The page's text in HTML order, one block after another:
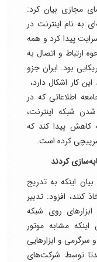
مجازی بیان کرد:
به نام اینترنت در
پیدا کرد و همه
ارتباط و اتصال به
بود. ایران جزو
کار اشکال دارد،
کشورها هم در سال ۲۰۰۳ در جامعه اطلاعاتی که در
شبکه اینترنت،
کاهش پیدا کند که
سرپیچی کرده است.
کردند
اینکه به تدریج
کنند، افزود: تدبیر
روی شبکه
مشابه موتور
و ابزارهایی
توسط شرکت‌های